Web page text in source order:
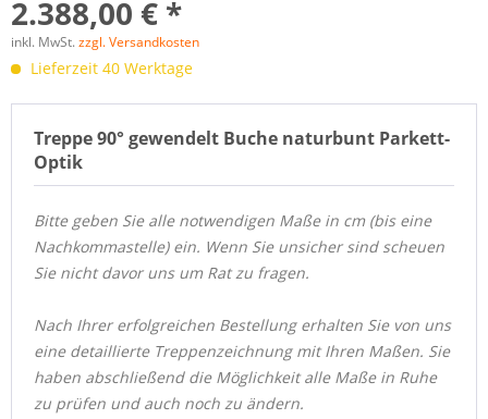
2.388,00 € *
inkl. MwSt. zzgl. Versandkosten
Lieferzeit 40 Werktage
Treppe 90° gewendelt Buche naturbunt Parkett-
Optik
Bitte geben Sie alle notwendigen Maße in cm (bis eine
Nachkommastelle) ein. Wenn Sie unsicher sind scheuen
Sie nicht davor uns um Rat zu fragen.
Nach Ihrer erfolgreichen Bestellung erhalten Sie von uns
eine detaillierte Treppenzeichnung mit Ihren Maßen. Sie
haben abschließend die Möglichkeit alle Maße in Ruhe
zu prüfen und auch noch zu ändern.